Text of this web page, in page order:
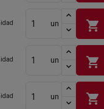
un shopping_cart
un shopping_cart
un shopping_cart